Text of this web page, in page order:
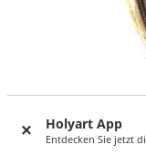
Holyart App
Entdecken Sie jetzt
Moderne